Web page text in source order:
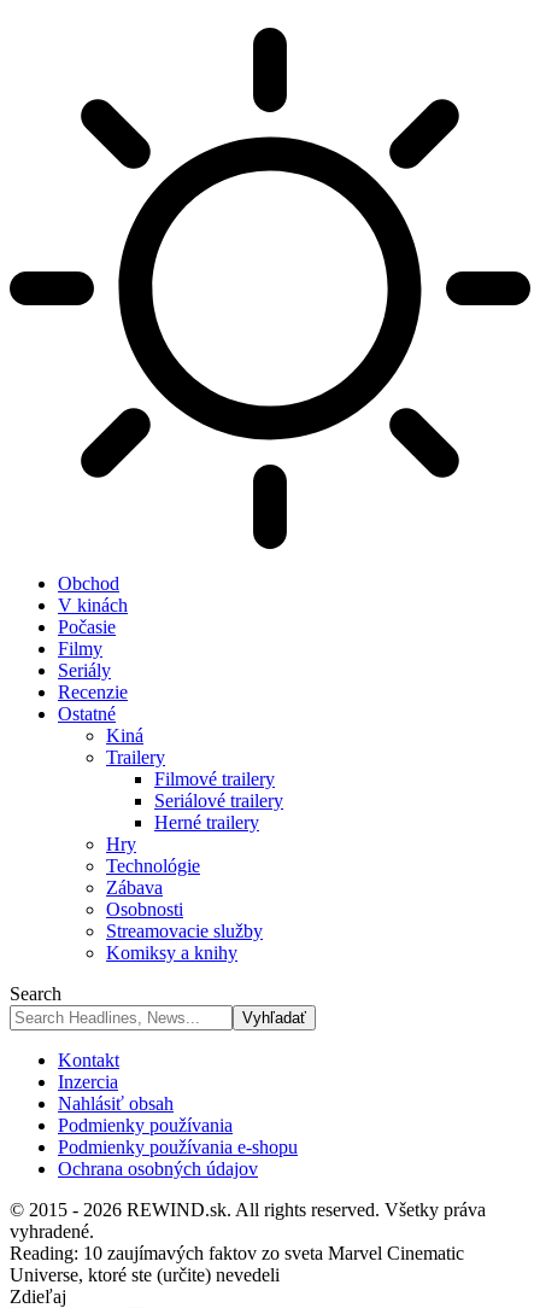
Obchod
V kinách
Počasie
Filmy
Seriály
Recenzie
Ostatné
Kiná
Trailery
Filmové trailery
Seriálové trailery
Herné trailery
Hry
Technológie
Zábava
Osobnosti
Streamovacie služby
Komiksy a knihy
Search
Kontakt
Inzercia
Nahlásiť obsah
Podmienky používania
Podmienky používania e-shopu
Ochrana osobných údajov
© 2015 - 2026 REWIND.sk. All rights reserved. Všetky práva
vyhradené.
Reading: 10 zaujímavých faktov zo sveta Marvel Cinematic
Universe, ktoré ste (určite) nevedeli
Zdieľaj